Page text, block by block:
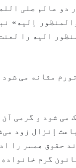
دو عالم صلی
إليه»
اليه را
مثانه می
می شود و گرمی
إنزال زود
حقوق همسر را
گرم